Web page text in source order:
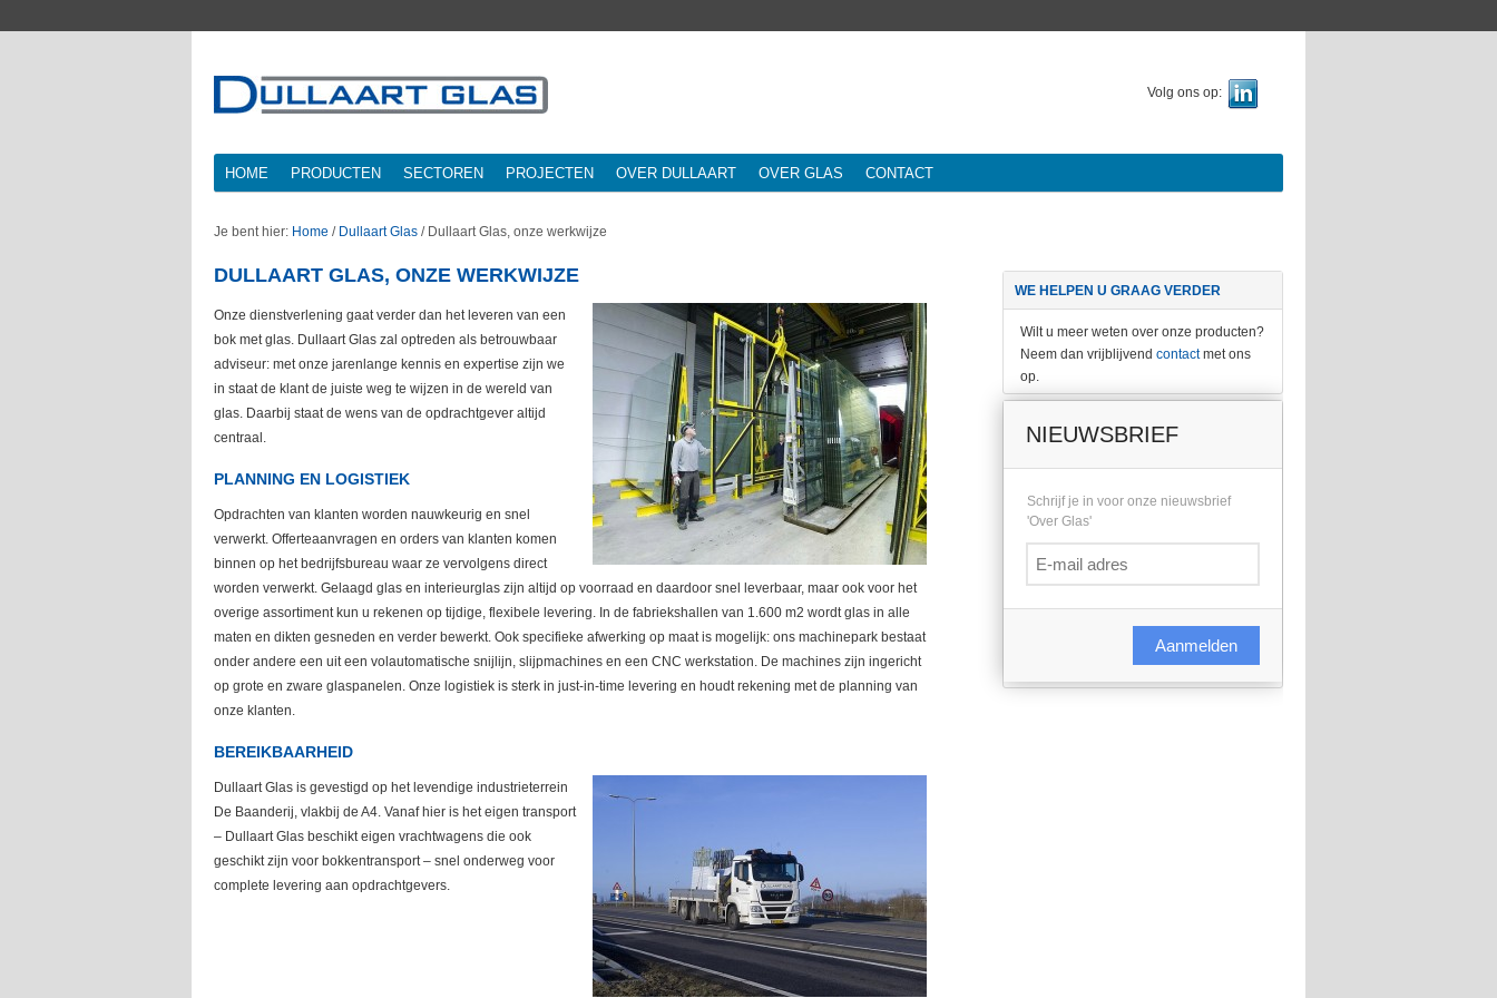
Volg ons op:
HOME PRODUCTEN SECTOREN PROJECTEN OVER DULLAART OVER GLAS CONTACT
Je bent hier: Home / Dullaart Glas /Dullaart Glas, onze werkwijze
DULLAART GLAS, ONZE WERKWIJZE
Onze dienstverlening gaat verder dan het leveren van een
bok met glas. Dullaart Glas zal optreden als betrouwbaar
adviseur: met onze jarenlange kennis en expertise zijn we
in staat de klant de juiste weg te wijzen in de wereld van
glas. Daarbij staat de wens van de opdrachtgever altijd
centraal.
PLANNING EN LOGISTIEK
Opdrachten van klanten worden nauwkeurig en snel
verwerkt. Offerteaanvragen en orders van klanten komen
binnen op het bedrijfsbureau waar ze vervolgens direct
worden verwerkt. Gelaagd glas en interieurglas zijn altijd op voorraad en daardoor snel leverbaar, maar ook voor het
overige assortiment kun u rekenen op tijdige, flexibele levering. In de fabriekshallen van 1.600 m2 wordt glas in alle
maten en dikten gesneden en verder bewerkt. Ook specifieke afwerking op maat is mogelijk: ons machinepark bestaat
onder andere een uit een volautomatische snijlijn, slijpmachines en een CNC werkstation. De machines zijn ingericht
op grote en zware glaspanelen. Onze logistiek is sterk in just-in-time levering en houdt rekening met de planning van
onze klanten.
BEREIKBAARHEID
Dullaart Glas is gevestigd op het levendige industrieterrein
De Baanderij, vlakbij de A4. Vanaf hier is het eigen transport
– Dullaart Glas beschikt eigen vrachtwagens die ook
geschikt zijn voor bokkentransport – snel onderweg voor
complete levering aan opdrachtgevers.
WE HELPEN U GRAAG VERDER
Wilt u meer weten over onze producten?
Neem dan vrijblijvend contactmet ons
op.
NIEUWSBRIEF
Schrijf je in voor onze nieuwsbrief
'Over Glas'
Aanmelden